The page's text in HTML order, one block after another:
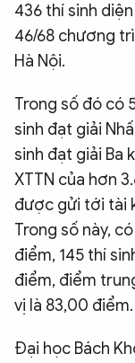
436 thí sinh
46/68 chương
Hà Nội.
Trong số đó có
sinh đạt giải
sinh đạt giải Ba
XTTN của hơn
được gửi tới tài
Trong số này,
điểm, 145 thí
điểm, điểm
vị là 83,00 điểm.
Đại học Bách